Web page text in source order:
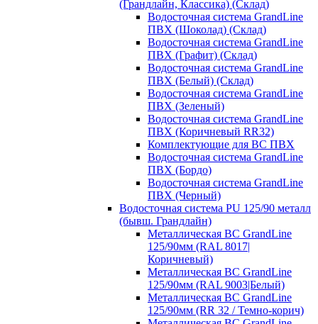
(Грандлайн, Классика) (Склад)
Водосточная система GrandLine
ПВХ (Шоколад) (Склад)
Водосточная система GrandLine
ПВХ (Графит) (Склад)
Водосточная система GrandLine
ПВХ (Белый) (Склад)
Водосточная система GrandLine
ПВХ (Зеленый)
Водосточная система GrandLine
ПВХ (Коричневый RR32)
Комплектующие для ВС ПВХ
Водосточная система GrandLine
ПВХ (Бордо)
Водосточная система GrandLine
ПВХ (Черный)
Водосточная система PU 125/90 металл
(бывш. Грандлайн)
Металлическая ВС GrandLine
125/90мм (RAL 8017|
Коричневый)
Металлическая ВС GrandLine
125/90мм (RAL 9003|Белый)
Металлическая ВС GrandLine
125/90мм (RR 32 / Темно-корич)